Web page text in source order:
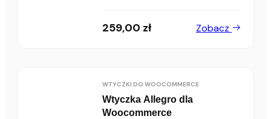
259,00 zł Zobacz
WTYCZKI DO WOOCOMMERCE
Wtyczka Allegro dla
Woocommerce